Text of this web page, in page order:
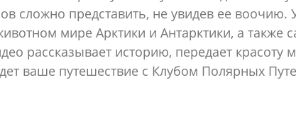
сложно представить, не увидев ее воочию.
мире Арктики и Антарктики, а также
рассказывает историю, передает красоту
ваше путешествие с Клубом Полярных